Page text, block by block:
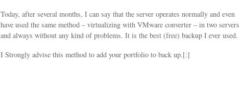
Today, after several months, I can say that the server operates normally and even
have used the same method – virtualizing with VMware converter – in two servers
and always without any kind of problems. It is the best (free) backup I ever used.
I Strongly advise this method to add your portfolio to back up.[:]